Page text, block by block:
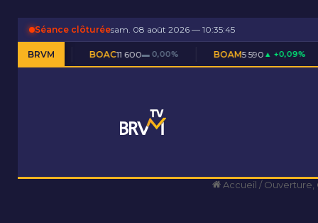
Séance clôturéesam. 08 août 2026 — 10:35:46
BRVM
BOAC11 600 ▬ 0,00% BOAM5 590 ▲ +0,09% BOAN5
Accueil / Ouverture,